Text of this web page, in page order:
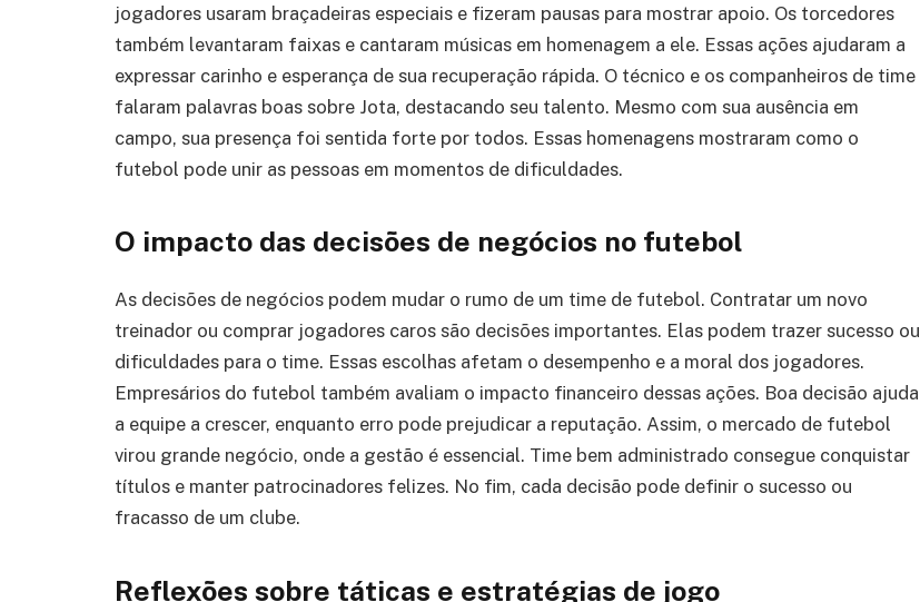
jogadores usaram braçadeiras especiais e fizeram pausas para mostrar apoio. Os torcedores
também levantaram faixas e cantaram músicas em homenagem a ele. Essas ações ajudaram a
expressar carinho e esperança de sua recuperação rápida. O técnico e os companheiros de time
falaram palavras boas sobre Jota, destacando seu talento. Mesmo com sua ausência em
campo, sua presença foi sentida forte por todos. Essas homenagens mostraram como o
futebol pode unir as pessoas em momentos de dificuldades.
O impacto das decisões de negócios no futebol
As decisões de negócios podem mudar o rumo de um time de futebol. Contratar um novo
treinador ou comprar jogadores caros são decisões importantes. Elas podem trazer sucesso ou
dificuldades para o time. Essas escolhas afetam o desempenho e a moral dos jogadores.
Empresários do futebol também avaliam o impacto financeiro dessas ações. Boa decisão ajuda
a equipe a crescer, enquanto erro pode prejudicar a reputação. Assim, o mercado de futebol
virou grande negócio, onde a gestão é essencial. Time bem administrado consegue conquistar
títulos e manter patrocinadores felizes. No fim, cada decisão pode definir o sucesso ou
fracasso de um clube.
Reflexões sobre táticas e estratégias de jogo